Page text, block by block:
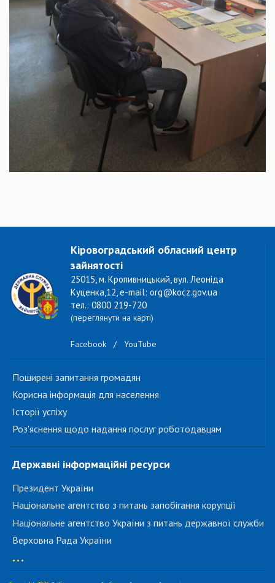
Кіровоградський обласний центр
зайнятості
25015, м. Кропивницький, вул. Леоніда
Куценка,12, e-mail: org@kocz.gov.ua
тел.: 0800 219-720
(переглянути на карті)
Facebook / YouTube
Поширені запитання громадян
Корисна інформація для населення
Історії успіху
Роз'яснення щодо надання послуг роботодавцям
Державні інформаційні ресурси
Президент України
Національне агентство з питань запобігання корупції
Національне агентство України з питань державної служби
Верховна Рада України
...